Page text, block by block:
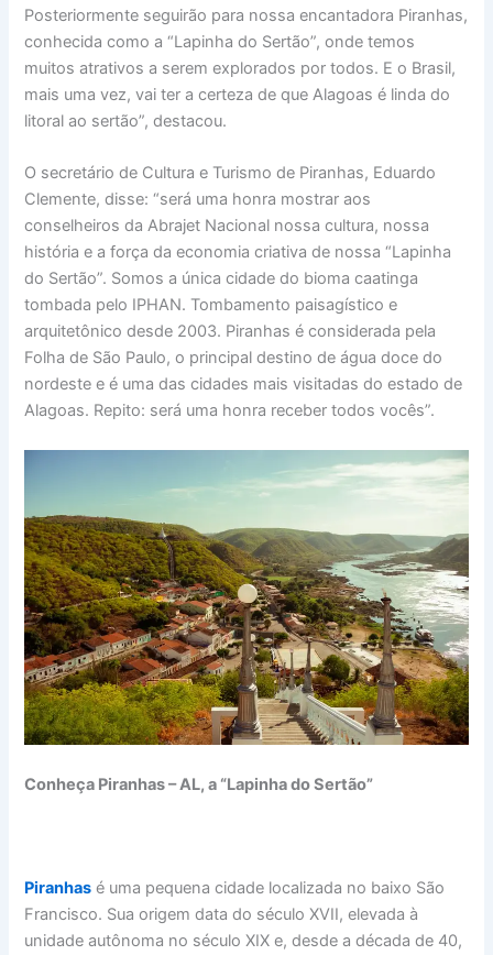
Posteriormente seguirão para nossa encantadora Piranhas,
conhecida como a “Lapinha do Sertão”, onde temos
muitos atrativos a serem explorados por todos. E o Brasil,
mais uma vez, vai ter a certeza de que Alagoas é linda do
litoral ao sertão”, destacou.
O secretário de Cultura e Turismo de Piranhas, Eduardo
Clemente, disse: “será uma honra mostrar aos
conselheiros da Abrajet Nacional nossa cultura, nossa
história e a força da economia criativa de nossa “Lapinha
do Sertão”. Somos a única cidade do bioma caatinga
tombada pelo IPHAN. Tombamento paisagístico e
arquitetônico desde 2003. Piranhas é considerada pela
Folha de São Paulo, o principal destino de água doce do
nordeste e é uma das cidades mais visitadas do estado de
Alagoas. Repito: será uma honra receber todos vocês”.
Conheça Piranhas – AL, a “Lapinha do Sertão”
Piranhas é uma pequena cidade localizada no baixo São
Francisco. Sua origem data do século XVII, elevada à
unidade autônoma no século XIX e, desde a década de 40,